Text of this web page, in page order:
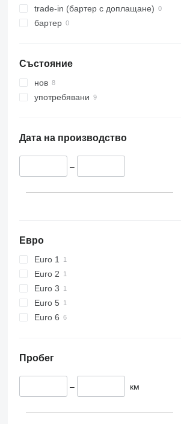
trade-in (бартер с доплащане)
бартер
Състояние
нов
употребявани
Дата на производство
–
Евро
Euro 1
Euro 2
Euro 3
Euro 5
Euro 6
Пробег
– км